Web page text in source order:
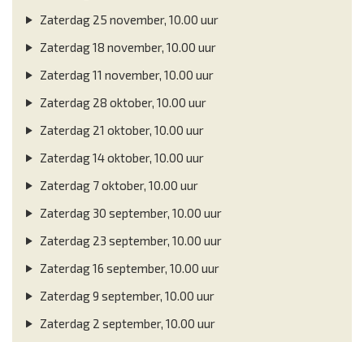
Zaterdag 25 november, 10.00 uur
Zaterdag 18 november, 10.00 uur
Zaterdag 11 november, 10.00 uur
Zaterdag 28 oktober, 10.00 uur
Zaterdag 21 oktober, 10.00 uur
Zaterdag 14 oktober, 10.00 uur
Zaterdag 7 oktober, 10.00 uur
Zaterdag 30 september, 10.00 uur
Zaterdag 23 september, 10.00 uur
Zaterdag 16 september, 10.00 uur
Zaterdag 9 september, 10.00 uur
Zaterdag 2 september, 10.00 uur